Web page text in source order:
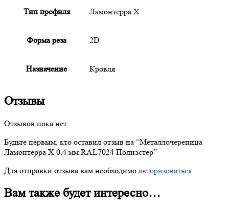
Тип профиля Ламонтерра X
Форма реза 2D
Назначение Кровля
Отзывы
Отзывов пока нет.
Будьте первым, кто оставил отзыв на “Металлочерепица
Ламонтерра X 0,4 мм RAL7024 Полиэстер”
Для отправки отзыва вам необходимо авторизоваться
Вам также будет интересно…